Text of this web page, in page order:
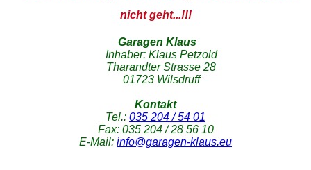
nicht geht...!!!
Garagen Klaus
Inhaber: Klaus Petzold
Tharandter Strasse 28
01723 Wilsdruff
Kontakt
Tel.: 035 204 / 54 01
Fax: 035 204 / 28 56 10
E-Mail: info@garagen-klaus.eu